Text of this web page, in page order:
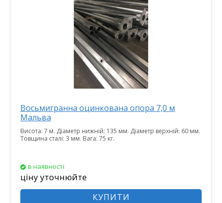
Восьмигранна оцинкована опора 7,0 м
Мальва
Висота: 7 м. Діаметр нижній: 135 мм. Діаметр верхній: 60 мм.
Товщина сталі: 3 мм. Вага: 75 кг.
в наявності
ціну уточнюйте
КУПИТИ